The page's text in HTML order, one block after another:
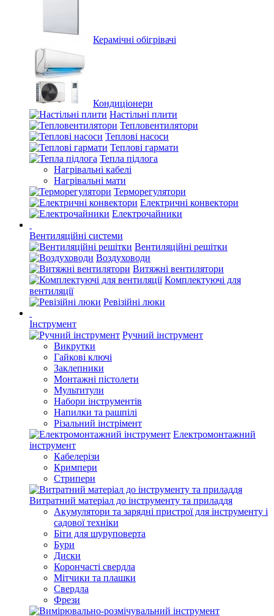
Керамічні обігрівачі
Кондиціонери
Настільні плити
Тепловентилятори
Теплові насоси
Теплові гармати
Тепла підлога
Нагрівальні кабелі
Нагрівальні мати
Терморегулятори
Електричні конвектори
Електрочайники
Вентиляційні системи
Вентиляційні решітки
Воздуховоди
Витяжні вентилятори
Комплектуючі для
вентиляції
Ревізійні люки
Інструмент
Ручний інструмент
Викрутки
Гайкові ключі
Заклепники
Монтажні пістолети
Мультитули
Набори інструментів
Напилки та рашпілі
Різальний інстрімент
Електромонтажний
інструмент
Кабелерізи
Кримпери
Стрипери
Витратний матеріал до інструменту та приладдя
Акумулятори та зарядні пристрої для інструменту і
садової техніки
Біти для шуруповерта
Бури
Диски
Корончасті свердла
Мітчики та плашки
Свердла
Фрези